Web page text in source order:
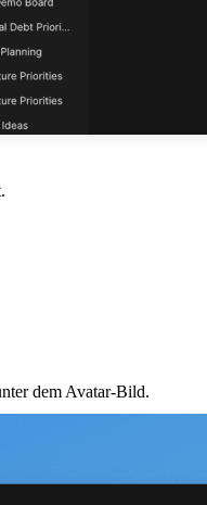
dem Avatar-Bild.